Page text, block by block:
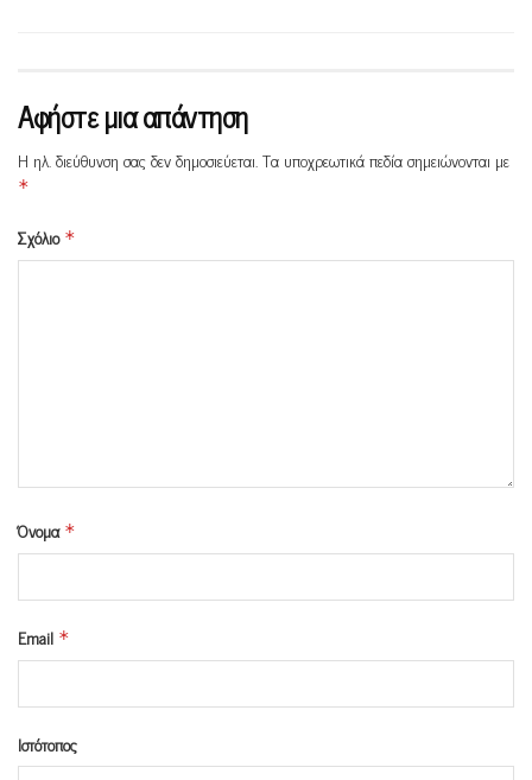
Αφήστε μια απάντηση
Η ηλ. διεύθυνση σας δεν δημοσιεύεται.Τα υποχρεωτικά πεδία σημειώνονται με
*
Σχόλιο *
Όνομα *
Email *
Ιστότοπος